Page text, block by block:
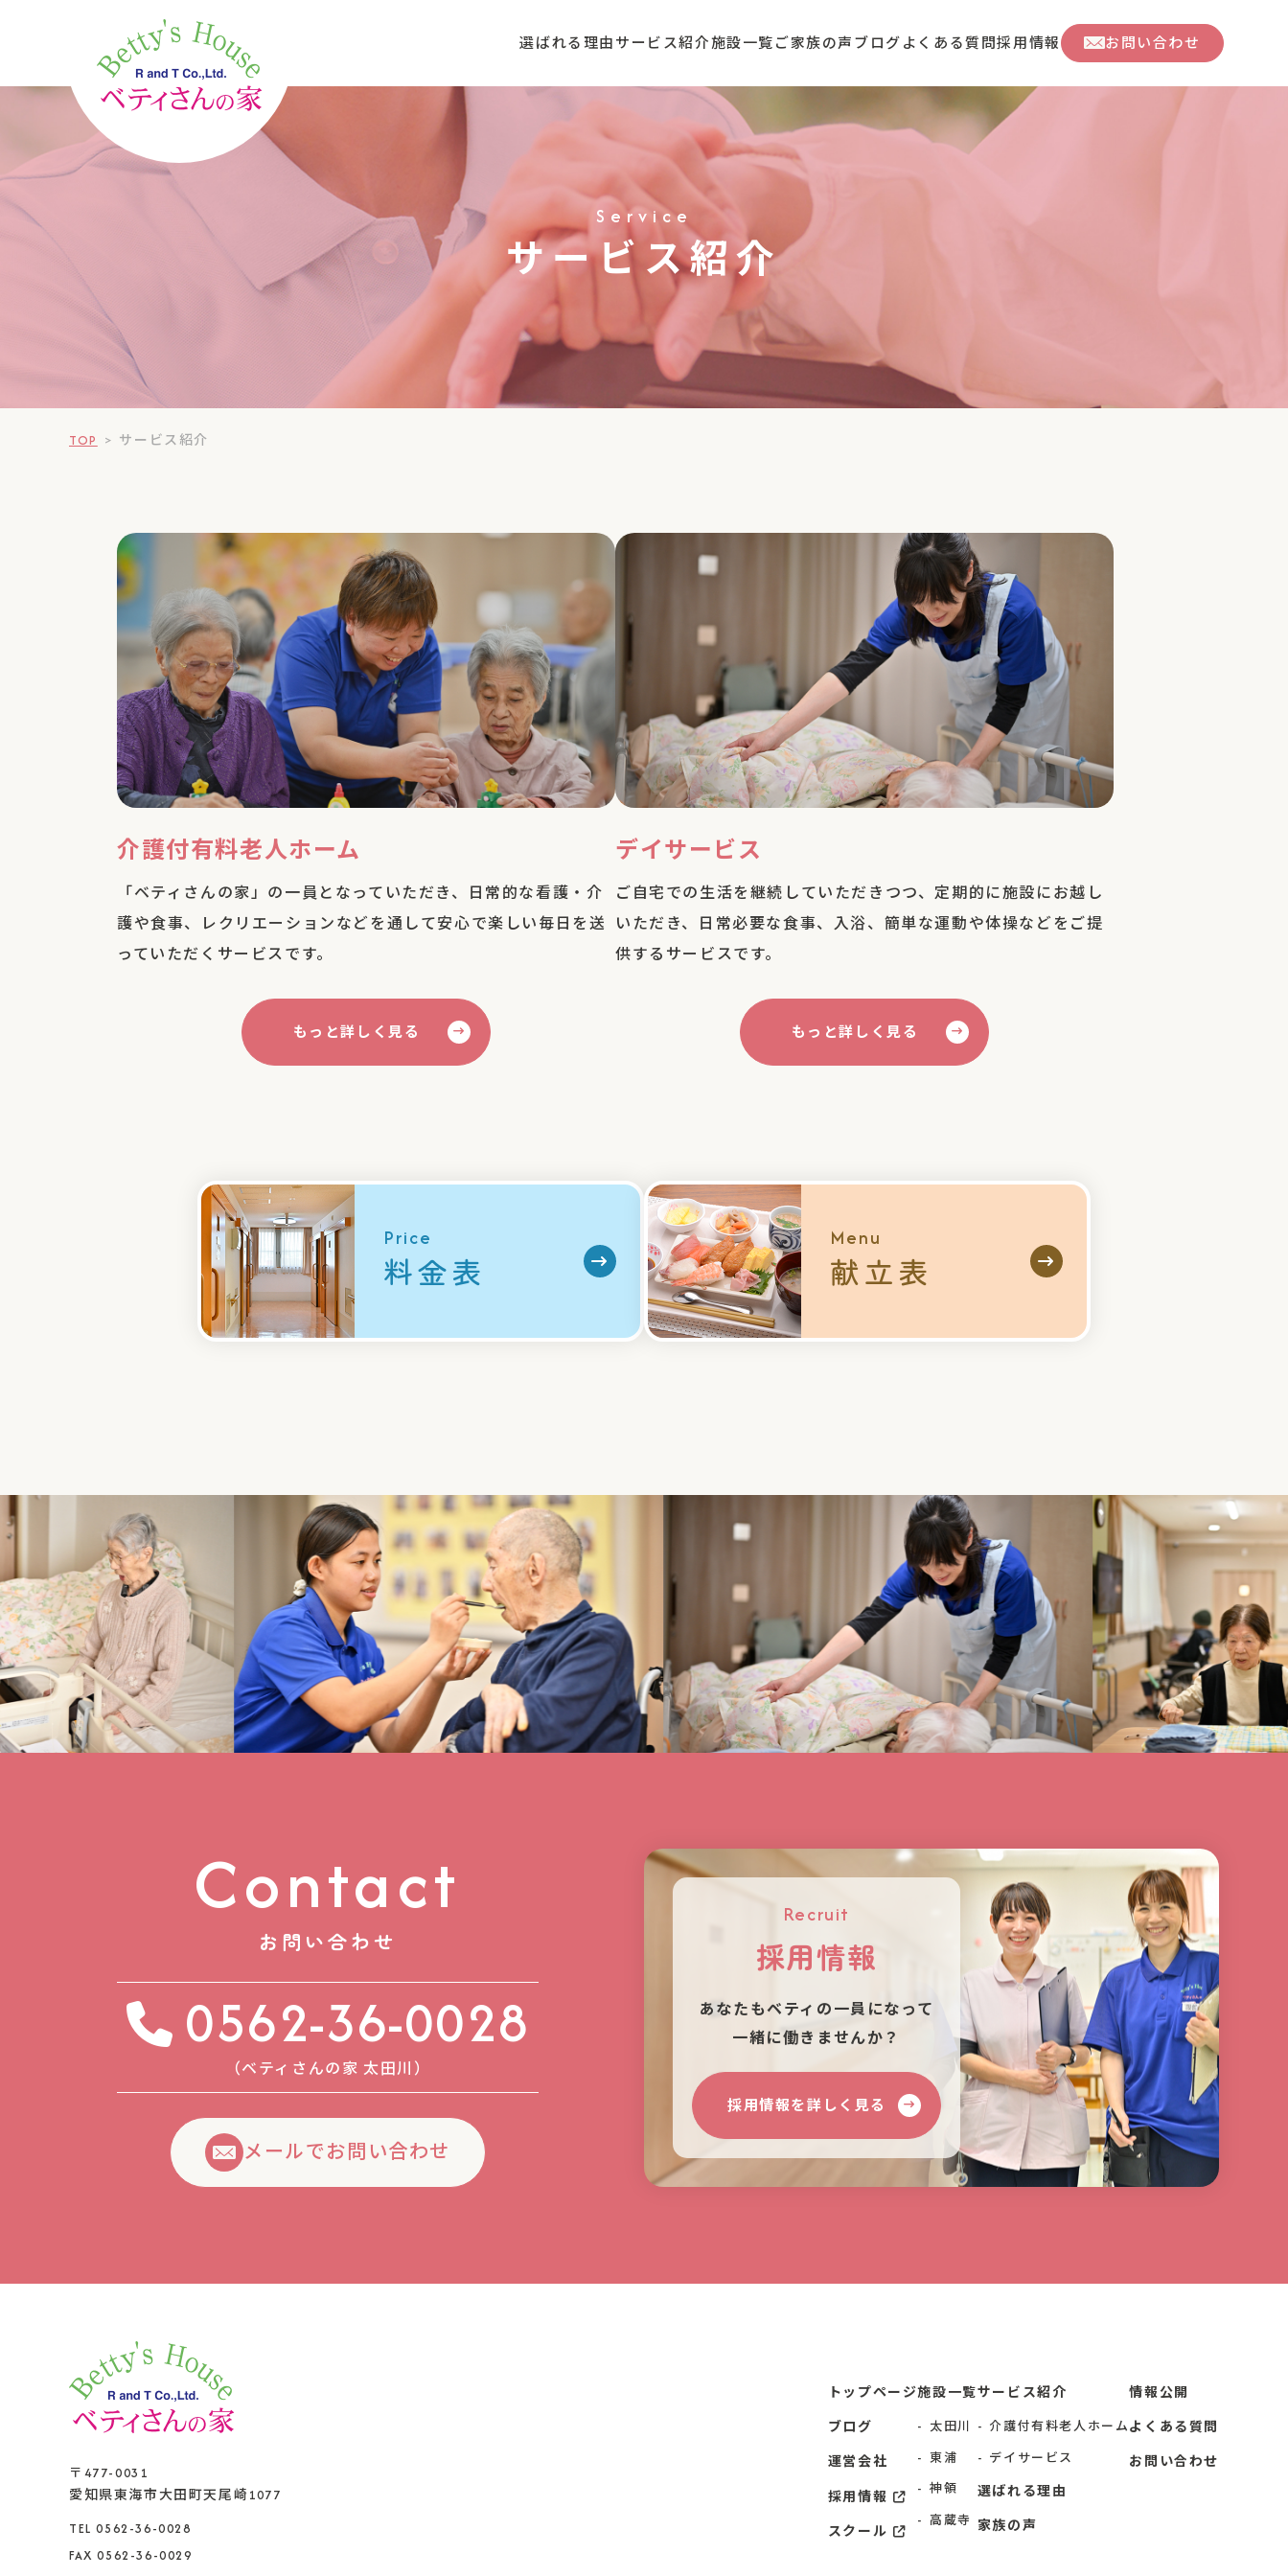
選ばれる理由 サービス紹介施設一覧 ご家族の声 ブログ よくある質問採用情報 お問い合わせ
Service
サービス紹介
TOP > サービス紹介
介護付有料⽼⼈ホーム
「ベティさんの家」の一員となっていただき、日常的な看護・介
護や食事、レクリエーションなどを通して安心で楽しい毎日を送
っていただくサービスです。
もっと詳しく見る
デイサービス
ご自宅での生活を継続していただきつつ、定期的に施設にお越し
いただき、日常必要な食事、入浴、簡単な運動や体操などをご提
供するサービスです。
もっと詳しく見る
Price
料金表
Menu
献立表
Contact
お問い合わせ
0562-36-0028
（ベティさんの家 太⽥川）
メールでお問い合わせ
Recruit
採用情報
あなたもベティの⼀員になって
⼀緒に働きませんか？
採用情報を詳しく見る
〒477-0031
愛知県東海市大田町天尾崎1077
TEL 0562-36-0028
FAX 0562-36-0029
トップページ
ブログ
運営会社
採用情報
スクール
施設一覧
太田川
東浦
神領
高蔵寺
サービス紹介
介護付有料⽼⼈ホーム
デイサービス
選ばれる理由
家族の声
情報公開
よくある質問
お問い合わせ